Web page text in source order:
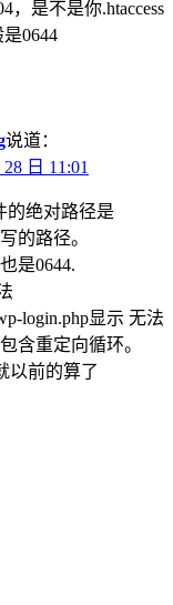
，是不是你.htaccess
0644
说道：
日 11:01
的绝对路径是
的路径。
是0644.
login.php显示 无法
含重定向循环。
以前的算了